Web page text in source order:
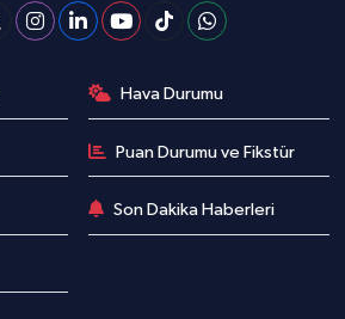
Hava Durumu
Puan Durumu ve Fikstür
Son Dakika Haberleri